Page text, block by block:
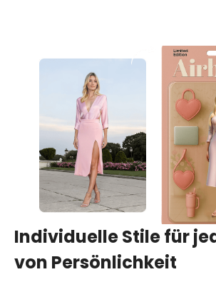
Individuelle Stile für
von Persönlichkeit